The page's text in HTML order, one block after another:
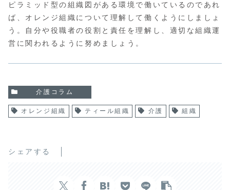
ピラミッド型の組織図がある環境で働いているのであれ
ば、オレンジ組織について理解して働くようにしましょ
う。自分や役職者の役割と責任を理解し、適切な組織運
営に関われるように努めましょう。
介護コラム
オレンジ組織 ティール組織 介護 組織
シェアする